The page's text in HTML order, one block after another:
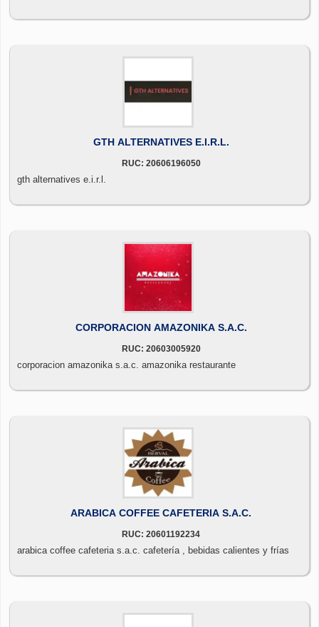
GTH ALTERNATIVES E.I.R.L.
RUC: 20606196050
gth alternatives e.i.r.l.
CORPORACION AMAZONIKA S.A.C.
RUC: 20603005920
corporacion amazonika s.a.c. amazonika restaurante
ARABICA COFFEE CAFETERIA S.A.C.
RUC: 20601192234
arabica coffee cafeteria s.a.c. cafetería , bebidas calientes y frías